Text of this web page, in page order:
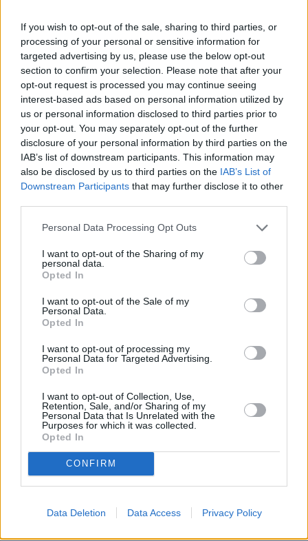
If you wish to opt-out of the sale, sharing to third parties, or
processing of your personal or sensitive information for
targeted advertising by us, please use the below opt-out
section to confirm your selection. Please note that after your
opt-out request is processed you may continue seeing
interest-based ads based on personal information utilized by
us or personal information disclosed to third parties prior to
your opt-out. You may separately opt-out of the further
disclosure of your personal information by third parties on the
IAB’s list of downstream participants. This information may
also be disclosed by us to third parties on the IAB’s List of
Downstream Participants that may further disclose it to other
Personal Data Processing Opt Outs
I want to opt-out of the Sharing of my
personal data.
Opted In
I want to opt-out of the Sale of my
Personal Data.
Opted In
I want to opt-out of processing my
Personal Data for Targeted Advertising.
Opted In
I want to opt-out of Collection, Use,
Retention, Sale, and/or Sharing of my
Personal Data that Is Unrelated with the
Purposes for which it was collected.
Opted In
CONFIRM
Data Deletion Data Access Privacy Policy